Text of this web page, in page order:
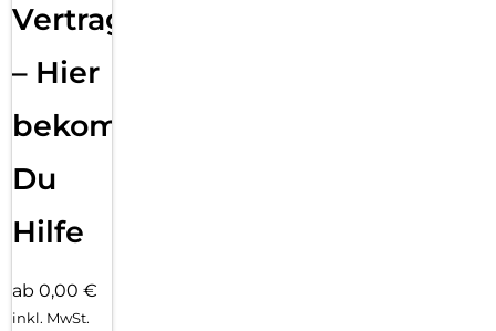
Vertragsabwicklung
– Hier
bekommst
Du
Hilfe
ab 0,00 €
inkl. MwSt.